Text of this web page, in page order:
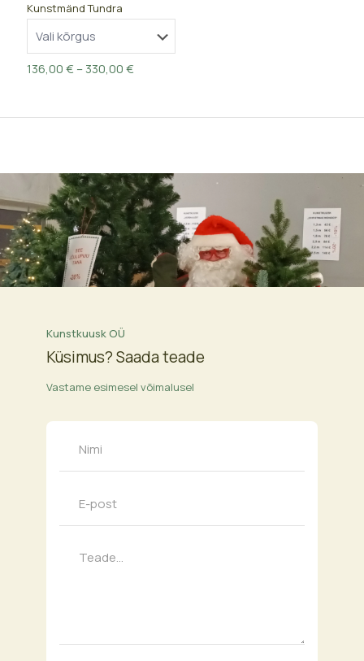
Kunstmänd Tundra
136,00€ –330,00€
Kunstkuusk OÜ
Küsimus? Saada teade
Vastame esimesel võimalusel